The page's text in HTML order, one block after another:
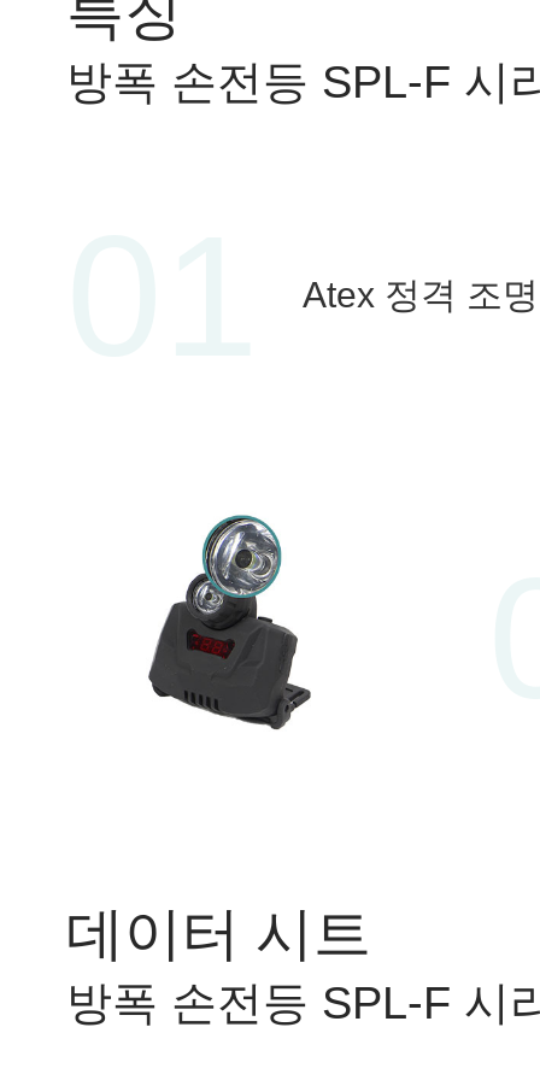
방폭 손전등 SPL-F 시
Atex 정격 조명
데이터 시트
방폭 손전등 SPL-F 시